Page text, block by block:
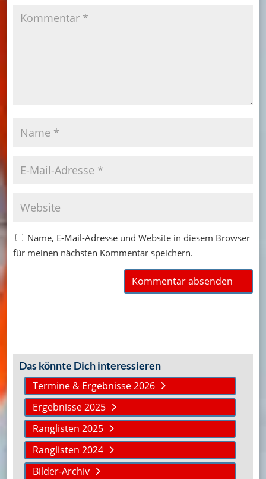
Name, E-Mail-Adresse und Website in diesem Browser
für meinen nächsten Kommentar speichern.
Das könnte Dich interessieren
Termine & Ergebnisse 2026
Ergebnisse 2025
Ranglisten 2025
Ranglisten 2024
Bilder-Archiv